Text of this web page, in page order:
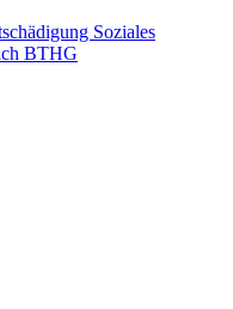
Soziales
BTHG